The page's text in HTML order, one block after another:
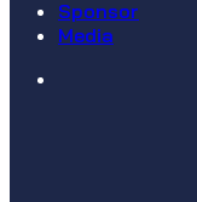
Sponsor
Media